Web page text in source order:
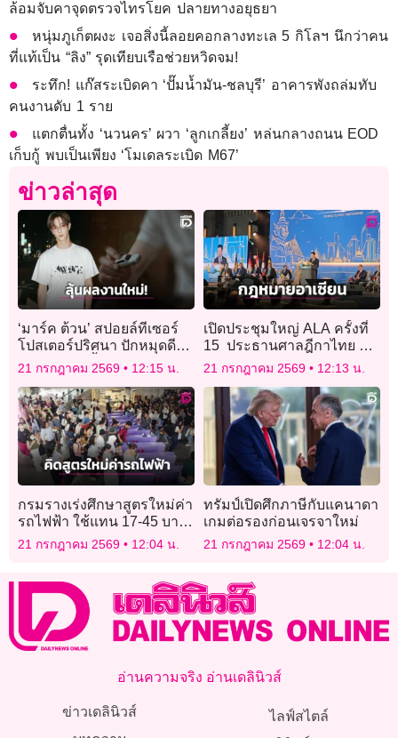
ล้อมจับคาจุดตรวจไทรโยค ปลายทางอยุธยา
หนุ่มภูเก็ตผงะ เจอสิ่งนี้ลอยคอกลางทะเล 5 กิโลฯ นึกว่าคน
ที่แท้เป็น “ลิง” รุดเทียบเรือช่วยหวิดจม!
ระทึก! แก๊สระเบิดคา ‘ปั๊มน้ำมัน-ชลบุรี’ อาคารพังถล่มทับ
คนงานดับ 1 ราย
แตกตื่นทั้ง ‘นวนคร’ ผวา ‘ลูกเกลี้ยง’ หล่นกลางถนน EOD
เก็บกู้ พบเป็นเพียง ‘โมเดลระเบิด M67’
ข่าวล่าสุด
‘มาร์ค ต้วน’ สปอยล์ทีเซอร์
โปสเตอร์ปริศนา ปักหมุดดี
เดย์ 31 ก.ค.นี้ แฟนๆ ลุ้นผล
งานใหม่สุดคูล!
21 กรกฎาคม 2569 12:15 น.
เปิดประชุมใหญ่ ALA ครั้งที่
15 ประธานศาลฎีกาไทย นำ
ถกกฎหมายอาเซียน รับมือ
ความท้าทาย
21 กรกฎาคม 2569 12:13 น.
กรมรางเร่งศึกษาสูตรใหม่ค่า
รถไฟฟ้า ใช้แทน 17-45 บาท
ในอนาคต ทุกยุครัฐบาลใช้ได้
21 กรกฎาคม 2569 12:04 น.
ทรัมป์เปิดศึกภาษีกับแคนาดา
เกมต่อรองก่อนเจรจาใหม่
21 กรกฎาคม 2569 12:04 น.
อ่านความจริง อ่านเดลินิวส์
ข่าวเดลินิวส์
ไลฟ์สไตล์